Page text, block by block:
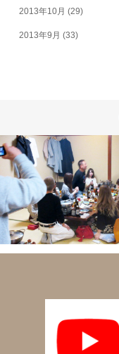
2013年10月 (29)
2013年9月 (33)